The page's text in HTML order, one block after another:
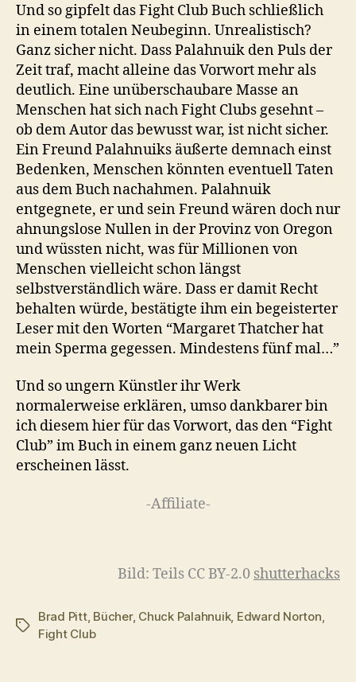
Und so gipfelt das Fight Club Buch schließlich
in einem totalen Neubeginn. Unrealistisch?
Ganz sicher nicht. Dass Palahnuik den Puls der
Zeit traf, macht alleine das Vorwort mehr als
deutlich. Eine unüberschaubare Masse an
Menschen hat sich nach Fight Clubs gesehnt –
ob dem Autor das bewusst war, ist nicht sicher.
Ein Freund Palahnuiks äußerte demnach einst
Bedenken, Menschen könnten eventuell Taten
aus dem Buch nachahmen. Palahnuik
entgegnete, er und sein Freund wären doch nur
ahnungslose Nullen in der Provinz von Oregon
und wüssten nicht, was für Millionen von
Menschen vielleicht schon längst
selbstverständlich wäre. Dass er damit Recht
behalten würde, bestätigte ihm ein begeisterter
Leser mit den Worten “Margaret Thatcher hat
mein Sperma gegessen. Mindestens fünf mal…”
Und soungernKünstlerihrWerk
normalerweise erklären, umso dankbarer bin
ich diesem hier für das Vorwort, das den “Fight
Club” im Buch in einem ganz neuen Licht
erscheinen lässt.
-Affiliate-
Bild: Teils CC BY-2.0 shutterhacks
Schlagwörter
Brad Pitt, Bücher, Chuck Palahnuik, Edward Norton,
Fight Club